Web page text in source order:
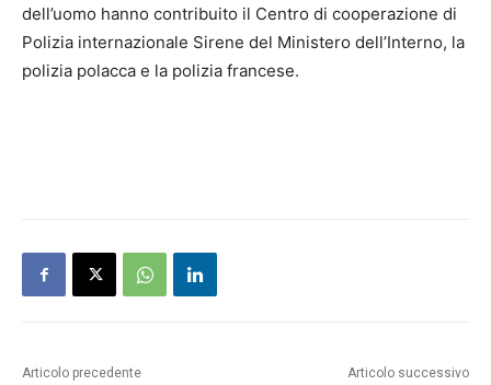
dell’uomo hanno contribuito il Centro di cooperazione di
Polizia internazionale Sirene del Ministero dell’Interno, la
polizia polacca e la polizia francese.
Articolo precedente Articolo successivo